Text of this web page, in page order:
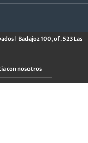
| Badajoz 100, of. 523 Las
con nosotros